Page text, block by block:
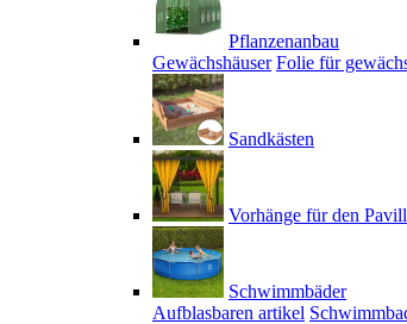
Pflanzenanbau
Gewächshäuser Folie für
Sandkästen
Vorhänge für den
Schwimmbäder
Aufblasbaren artikel